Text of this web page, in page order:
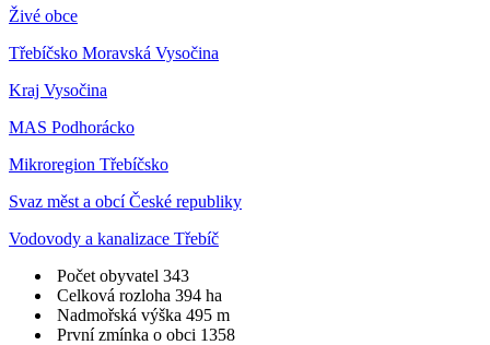
Živé obce
Třebíčsko Moravská Vysočina
Kraj Vysočina
MAS Podhorácko
Mikroregion Třebíčsko
Svaz měst a obcí České republiky
Vodovody a kanalizace Třebíč
Počet obyvatel 343
Celková rozloha 394 ha
Nadmořská výška 495 m
První zmínka o obci 1358